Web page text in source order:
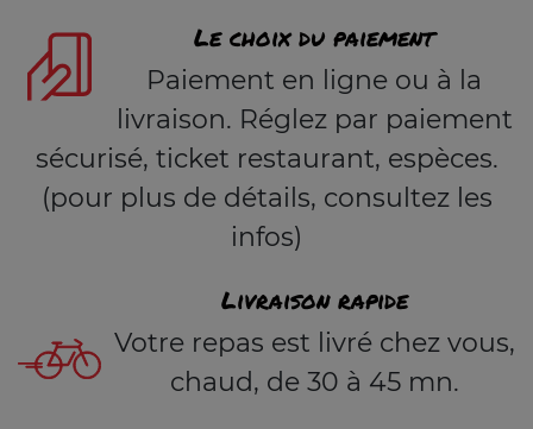
Le choix du paiement
Paiement en ligne ou à la
livraison. Réglez par paiement
sécurisé, ticket restaurant, espèces.
(pour plus de détails, consultez les
infos)
Livraison rapide
Votre repas est livré chez vous,
chaud, de 30 à 45 mn.